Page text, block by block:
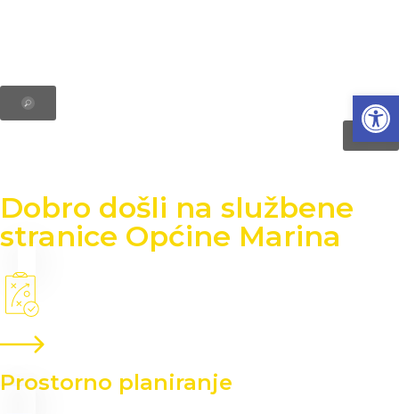
Dobro došli na službene
stranice Općine Marina
Prostorno planiranje